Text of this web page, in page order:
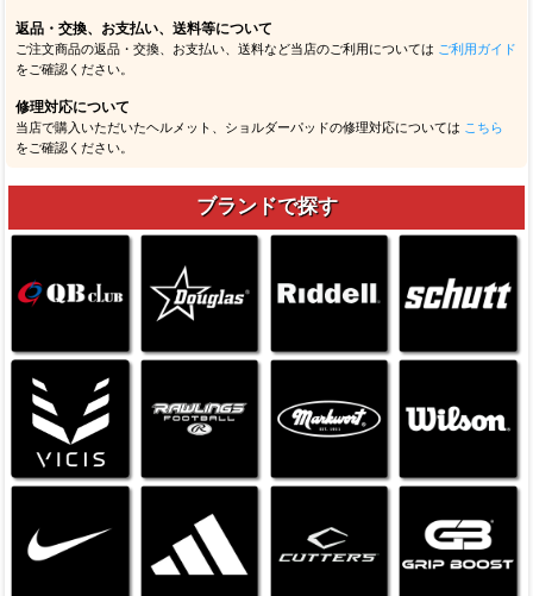
返品・交換、お支払い、送料等について
ご注文商品の返品・交換、お支払い、送料など当店のご利用については ご利用ガイド
をご確認ください。
修理対応について
当店で購入いただいたヘルメット、ショルダーパッドの修理対応については こちら
をご確認ください。
ブランドで探す